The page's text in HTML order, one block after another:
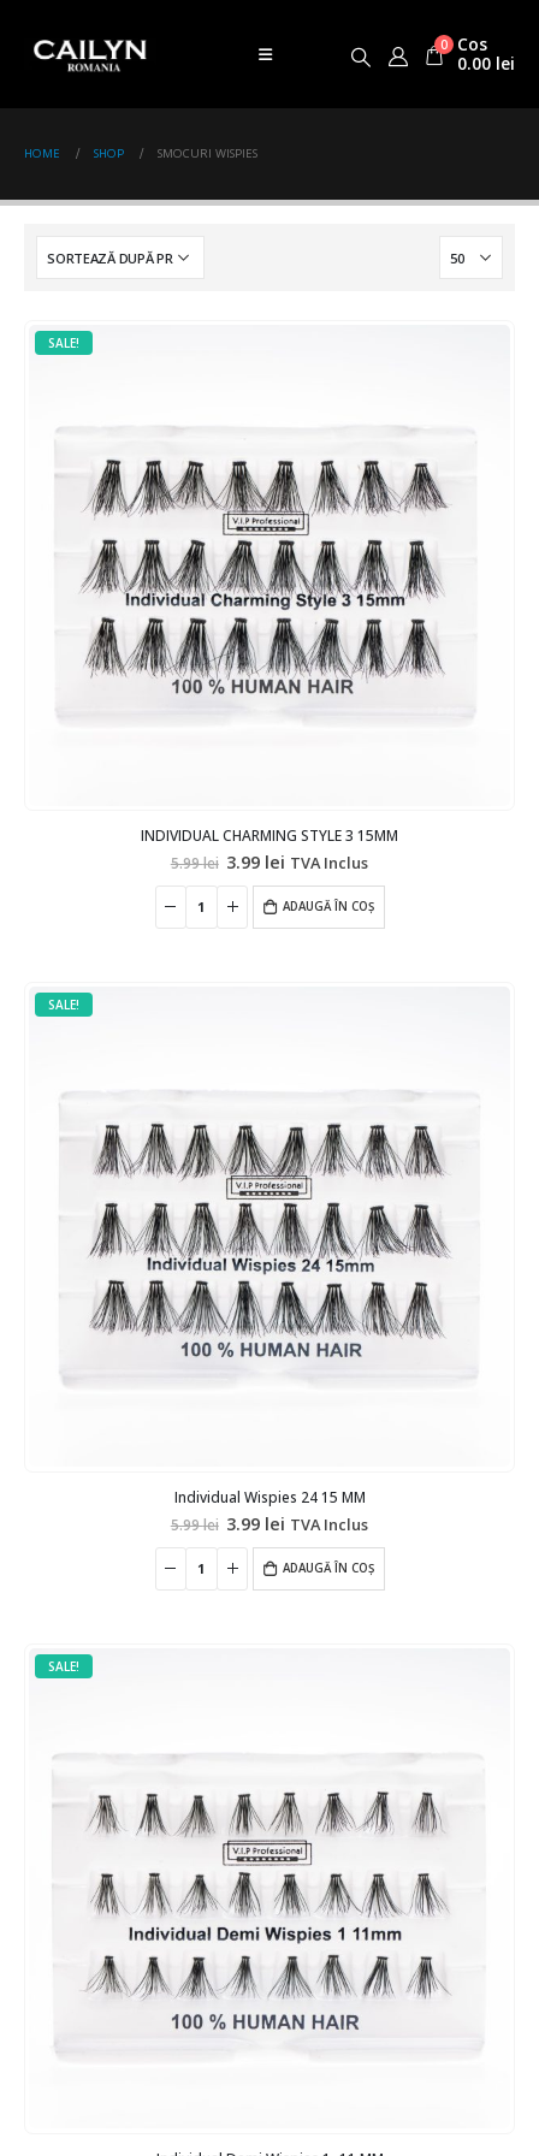
0
Cos
0.00 lei
HOME SHOP SMOCURI WISPIES
SALE!
INDIVIDUAL CHARMING STYLE 3 15MM
5.99lei Prețul
inițial
a
fost:
5.99 lei.
3.99 lei Prețul
curent
este:
3.99 lei.
TVA Inclus
ADAUGĂ ÎN COȘ
SALE!
Individual Wispies 24 15 MM
5.99lei Prețul
inițial
a
fost:
5.99 lei.
3.99 lei Prețul
curent
este:
3.99 lei.
TVA Inclus
ADAUGĂ ÎN COȘ
SALE!